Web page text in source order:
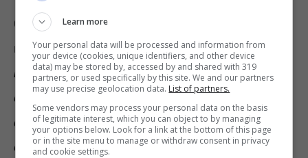
Come riportato da Barbara Benassi,
responsabile del laboratorio Enea, “le diverse
matrici vegetali sembrano favorire la
captazione intracellulare del glucosio
determinando un significativo aumento del
contenuto di glicogeno e un miglioramento
Learn more
Your personal data will be processed and information from
your device (cookies, unique identifiers, and other device
data) may be stored by, accessed by and shared with 319
partners, or used specifically by this site. We and our partners
may use precise geolocation data. List of partners.
Some vendors may process your personal data on the basis
of legitimate interest, which you can object to by managing
your options below. Look for a link at the bottom of this page
or in the site menu to manage or withdraw consent in privacy
and cookie settings.